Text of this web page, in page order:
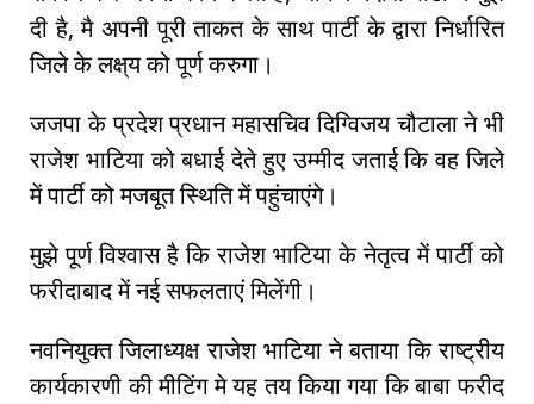
दी है, मै अपनी पूरी ताकत के साथ पार्टी के द्वारा निर्धारित
जिले के लक्ष्‌य को पूर्ण करुगा।
जजपा के प्रदेश प्रधान महासचिव दिग्विजय चौटाला ने भी
राजेश भाटिया को बधाई देते हुए उम्मीद जताई कि वह जिले
में पार्टी को मजबूत स्थिति में पहुंचाएंगे।
मुझे पूर्ण विश्वास है कि राजेश भाटिया के नेतृत्व में पार्टी को
फरीदाबाद में नई सफलताएं मिलेंगी।
नवनियुक्त जिलाध्यक्ष राजेश भाटिया ने बताया कि राष्ट्रीय
कार्यकारणी की मीटिंग मे यह तय किया गया कि बाबा फरीद